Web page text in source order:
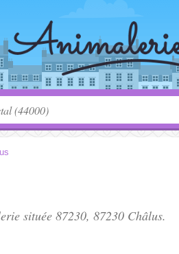
située 87230, 87230 Châlus.